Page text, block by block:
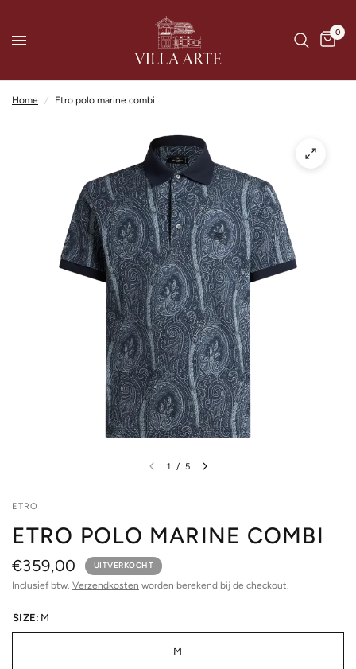
0
Home / Etro polo marine combi
1 / 5
ETRO
ETRO POLO MARINE COMBI
€359,00 UITVERKOCHT
Inclusief btw. Verzendkosten worden berekend bij de checkout.
SIZE: M
M